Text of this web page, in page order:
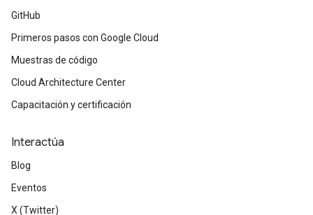
GitHub
Primeros pasos con Google Cloud
Muestras de código
Cloud Architecture Center
Capacitación y certificación
Interactúa
Blog
Eventos
X (Twitter)